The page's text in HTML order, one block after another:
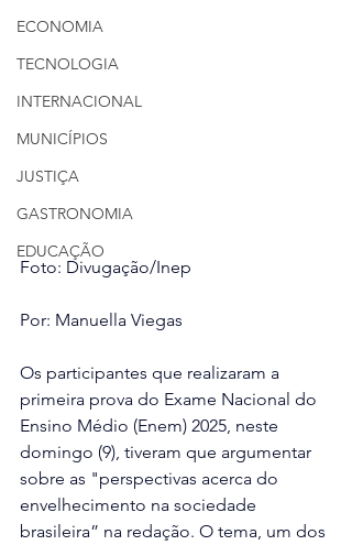
ECONOMIA
TECNOLOGIA
INTERNACIONAL
MUNICÍPIOS
JUSTIÇA
GASTRONOMIA
EDUCAÇÃO
Foto: Divugação/Inep
Por: Manuella Viegas
Os participantes que realizaram a
primeira prova do Exame Nacional do
Ensino Médio (Enem) 2025, neste
domingo (9), tiveram que argumentar
sobre as "perspectivas acerca do
envelhecimento na sociedade
brasileira” na redação. O tema, um dos